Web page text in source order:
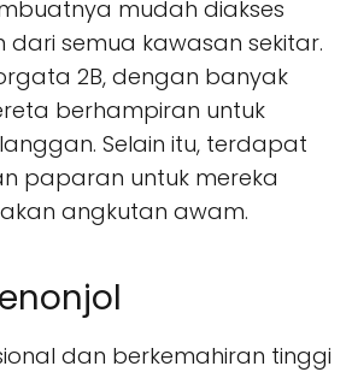
mudah diakses
semua kawasan sekitar.
2B, dengan banyak
berhampiran untuk
Selain itu, terdapat
paparan untuk mereka
angkutan awam.
dan berkemahiran tinggi